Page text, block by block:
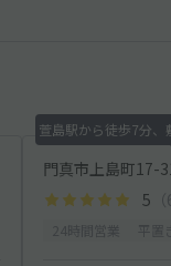
萱島駅から徒歩7分
門真市上島町17-
5